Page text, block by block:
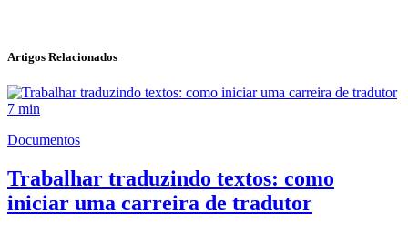
Artigos Relacionados
7 min
Documentos
Trabalhar traduzindo textos: como
iniciar uma carreira de tradutor